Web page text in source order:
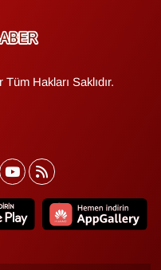
Hakları Saklıdır.